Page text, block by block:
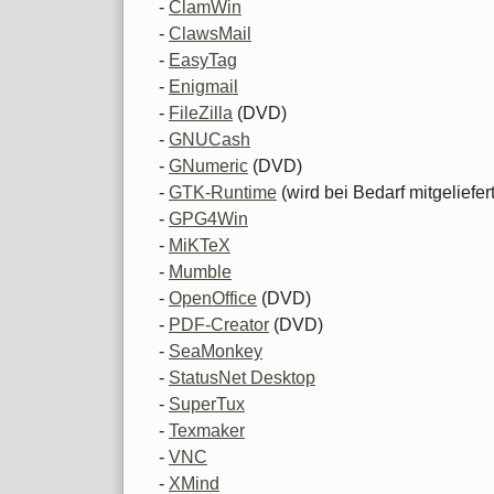
- ClamWin
- ClawsMail
- EasyTag
- Enigmail
- FileZilla (DVD)
- GNUCash
- GNumeric (DVD)
- GTK-Runtime (wird bei Bedarf
- GPG4Win
- MiKTeX
- Mumble
- OpenOffice (DVD)
- PDF-Creator (DVD)
- SeaMonkey
- StatusNet Desktop
- SuperTux
- Texmaker
- VNC
- XMind